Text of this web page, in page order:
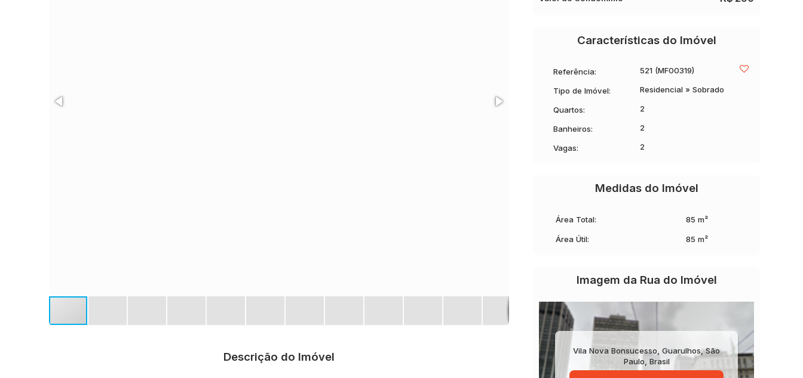
Descrição do Imóvel
Características do Imóvel
Referência: 521 (MF00319)
Tipo de Imóvel: Residencial » Sobrado
Quartos: 2
Banheiros: 2
Vagas: 2
Medidas do Imóvel
Área Total: 85 m²
Área Útil: 85 m²
Imagem da Rua do Imóvel
Vila Nova Bonsucesso Guarulhos,São
Paulo Brasil